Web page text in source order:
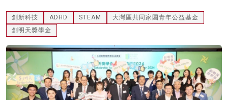
創新科技 ADHD STEAM
大灣區共同家園青年公益基金
創明天獎學金